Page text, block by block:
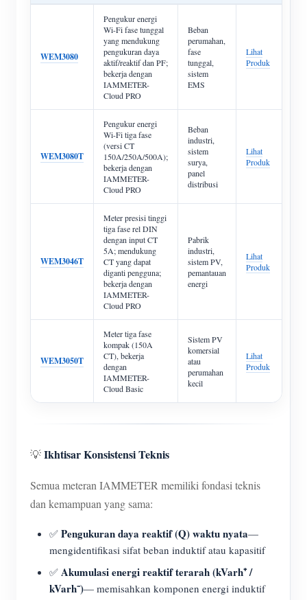
WEM3080
Pengukur energi
Wi-Fi fase tunggal
yang mendukung
pengukuran daya
aktif/reaktif dan PF;
bekerja dengan
IAMMETER-
Cloud PRO
Beban
perumahan,
fase
tunggal,
sistem
EMS
Lihat
Produk
WEM3080T
Pengukur energi
Wi-Fi tiga fase
(versi CT
150A/250A/500A);
bekerja dengan
IAMMETER-
Cloud PRO
Beban
industri,
sistem
surya,
panel
distribusi
Lihat
Produk
WEM3046T
Meter presisi tinggi
tiga fase rel DIN
dengan input CT
5A; mendukung
CT yang dapat
diganti pengguna;
bekerja dengan
IAMMETER-
Cloud PRO
Pabrik
industri,
sistem PV,
pemantauan
energi
Lihat
Produk
WEM3050T
Meter tiga fase
kompak (150A
CT), bekerja
dengan
IAMMETER-
Cloud Basic
Sistem PV
komersial
atau
perumahan
kecil
Lihat
Produk
💡Ikhtisar Konsistensi Teknis
Semua meteran IAMMETER memiliki fondasi teknis
dan kemampuan yang sama:
✅ Pengukuran daya reaktif (Q) waktu nyata—
mengidentifikasi sifat beban induktif atau kapasitif
✅ Akumulasi energi reaktif terarah (kVarh⁺ /
kVarh⁻)— memisahkan komponen energi induktif